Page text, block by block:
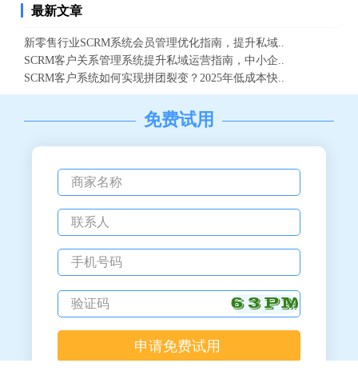
最新文章
新零售行业SCRM系统会员管理优化指南，提升私域..
SCRM客户关系管理系统提升私域运营指南，中小企..
SCRM客户系统如何实现拼团裂变？2025年低成本快..
免费试用